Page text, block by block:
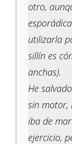
otro,
utilizarla
sillín es
anchas).
He
sin motor,
iba de
ejercicio,